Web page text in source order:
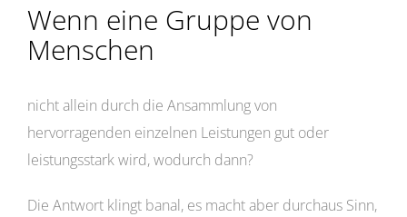
Wenn eine Gruppe von
Menschen
nicht allein durch die Ansammlung von
hervorragenden einzelnen Leistungen gut oder
leistungsstark wird, wodurch dann?
Die Antwort klingt banal, es macht aber durchaus Sinn,